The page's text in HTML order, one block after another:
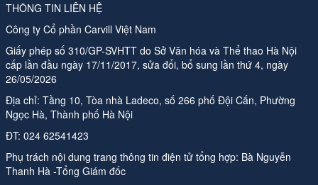
qdnd.vn
qdnd.vn
qdnd.vn
qdnd.vn
qdnd.vn
qdnd.vn
THÔNG TIN LIÊN HỆ
Công ty Cổ phần Carvill Việt Nam
Giấy phép số 310/GP-SVHTT do Sở Văn hóa và Thể thao Hà Nội
cấp lần đầu ngày 17/11/2017, sửa đổi, bổ sung lần thứ 4, ngày
26/05/2026
Địa chỉ: Tầng 10, Tòa nhà Ladeco, số 266 phố Đội Cấn, Phường
Ngọc Hà, Thành phố Hà Nội
ĐT: 024 62541423
Phụ trách nội dung trang thông tin điện tử tổng hợp: Bà Nguyễn
Thanh Hà -Tổng Giám đốc